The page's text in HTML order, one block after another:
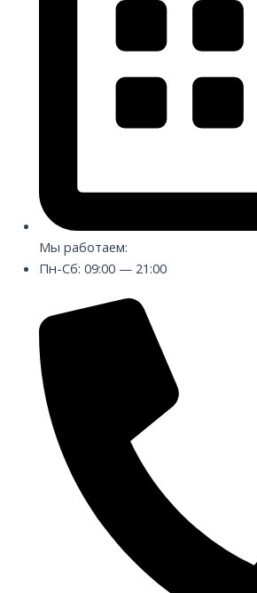
Мы работаем:
Пн-Сб: 09:00 — 21:00